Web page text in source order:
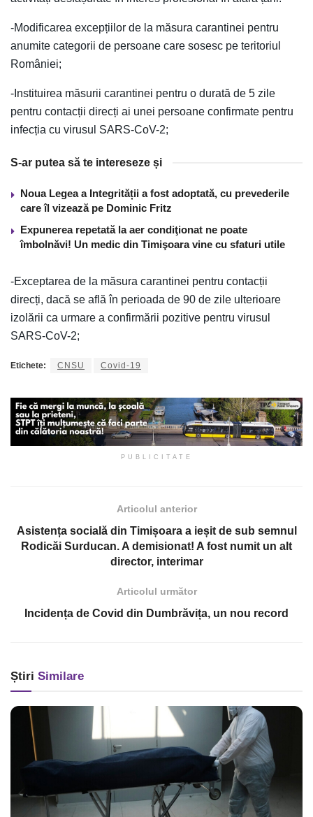
-Modificarea excepțiilor de la măsura carantinei pentru
anumite categorii de persoane care sosesc pe teritoriul
României;
-Instituirea măsurii carantinei pentru o durată de 5 zile
pentru contacții direcți ai unei persoane confirmate pentru
infecția cu virusul SARS-CoV-2;
S-ar putea să te intereseze și
Noua Legea a Integrității a fost adoptată, cu prevederile
care îl vizează pe Dominic Fritz
Expunerea repetată la aer condiţionat ne poate
îmbolnăvi! Un medic din Timişoara vine cu sfaturi utile
-Exceptarea de la măsura carantinei pentru contacții
direcți, dacă se află în perioada de 90 de zile ulterioare
izolării ca urmare a confirmării pozitive pentru virusul
SARS-CoV-2;
Etichete: CNSU Covid-19
PUBLICITATE
Articolul anterior
Asistența socială din Timișoara a ieșit de sub semnul
Rodicăi Surducan. A demisionat! A fost numit un alt
director, interimar
Articolul următor
Incidența de Covid din Dumbrăvița, un nou record
Știri Similare